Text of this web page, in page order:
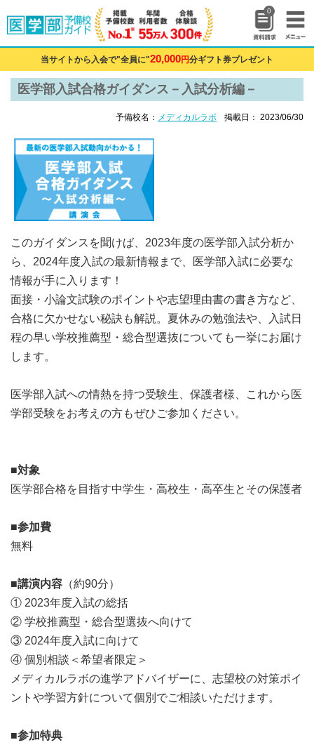
0
当サイトから入会で"全員に"20,000円分ギフト券プレゼント
医学部入試合格ガイダンス－入試分析編－
予備校名： メディカルラボ 掲載日： 2023/06/30
このガイダンスを聞けば、2023年度の医学部入試分析か
ら、2024年度入試の最新情報まで、医学部入試に必要な
情報が手に入ります！
面接・小論文試験のポイントや志望理由書の書き方など、
合格に欠かせない秘訣も解説。夏休みの勉強法や、入試日
程の早い学校推薦型・総合型選抜についても一挙にお届け
します。
医学部入試への情熱を持つ受験生、保護者様、これから医
学部受験をお考えの方もぜひご参加ください。
■対象
医学部合格を目指す中学生・高校生・高卒生とその保護者
■参加費
無料
■講演内容 （約90分）
① 2023年度入試の総括
② 学校推薦型・総合型選抜へ向けて
③ 2024年度入試に向けて
④ 個別相談＜希望者限定＞
メディカルラボの進学アドバイザーに、志望校の対策ポイ
ントや学習方針について個別でご相談いただけます。
■参加特典